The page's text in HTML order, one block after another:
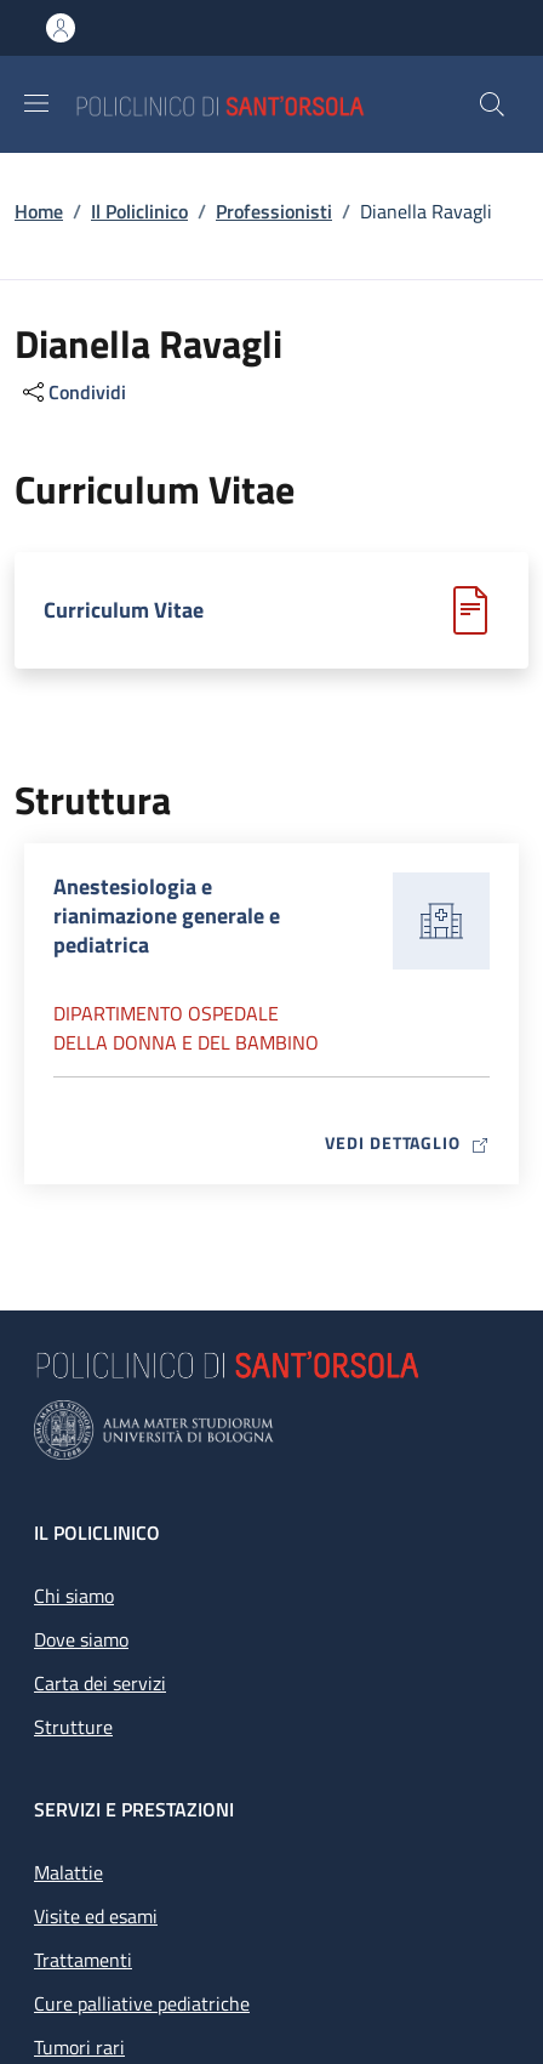
al contenuto principale
to footer content
Briciole di pane
Home / Il Policlinico / Professionisti / Dianella Ravagli
Dianella Ravagli
Condividi
Curriculum Vitae
Curriculum Vitae
Struttura
Anestesiologia e
rianimazione generale e
pediatrica
DIPARTIMENTO OSPEDALE
DELLA DONNA E DEL BAMBINO
VEDI DETTAGLIO MAP ICON
Footer
IL POLICLINICO
Chi siamo
Dove siamo
Carta dei servizi
Strutture
SERVIZI E PRESTAZIONI
Malattie
Visite ed esami
Trattamenti
Cure palliative pediatriche
Tumori rari